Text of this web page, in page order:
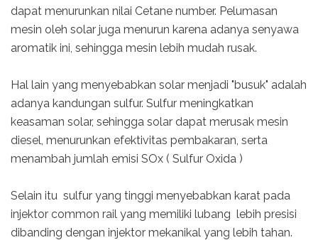
dapat menurunkan nilai Cetane number. Pelumasan
mesin oleh solar juga menurun karena adanya senyawa
aromatik ini, sehingga mesin lebih mudah rusak.
Hal lain yang menyebabkan solar menjadi "busuk" adalah
adanya kandungan sulfur. Sulfur meningkatkan
keasaman solar, sehingga solar dapat merusak mesin
diesel, menurunkan efektivitas pembakaran, serta
menambah jumlah emisi SOx ( Sulfur Oxida )
Selain itu sulfur yang tinggi menyebabkan karat pada
injektor common rail yang memiliki lubang lebih presisi
dibanding dengan injektor mekanikal yang lebih tahan.